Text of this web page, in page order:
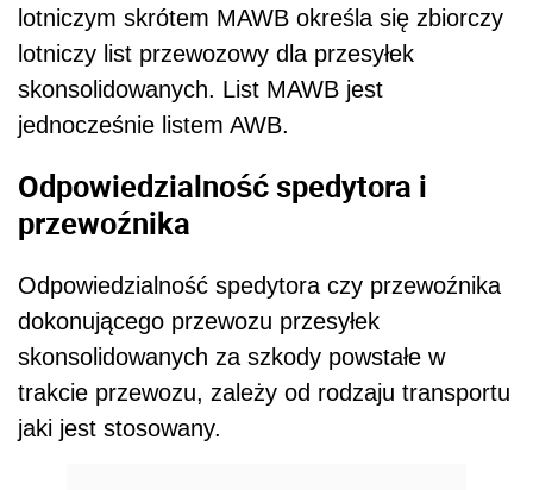
lotniczym skrótem MAWB określa się zbiorczy
lotniczy list przewozowy dla przesyłek
skonsolidowanych. List MAWB jest
jednocześnie listem AWB.
Odpowiedzialność spedytora i
przewoźnika
Odpowiedzialność spedytora czy przewoźnika
dokonującego przewozu przesyłek
skonsolidowanych za szkody powstałe w
trakcie przewozu, zależy od rodzaju transportu
jaki jest stosowany.